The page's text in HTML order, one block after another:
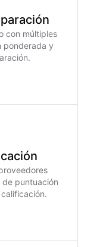
con múltiples
ponderada y
de puntuación